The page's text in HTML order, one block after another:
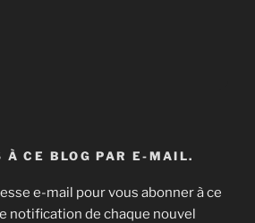
À CE BLOG PAR E-MAIL.
e-mail pour vous abonner à ce
notification de chaque nouvel